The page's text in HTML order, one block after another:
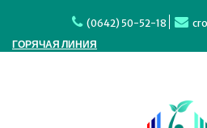
содержимому
(0642) 50-52-18
ГОРЯЧАЯ ЛИНИЯ